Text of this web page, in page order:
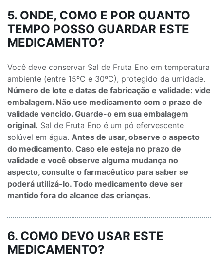
5. ONDE, COMO E POR QUANTO
TEMPO POSSO GUARDAR ESTE
MEDICAMENTO?
Você deve conservar Sal de Fruta Eno em temperatura
ambiente (entre 15ºC e 30ºC), protegido da umidade.
Número de lote e datas de fabricação e validade: vide
embalagem. Não use medicamento com o prazo de
validade vencido. Guarde-o em sua embalagem
original. Sal de Fruta Eno é um pó efervescente
solúvel em água. Antes de usar, observe o aspecto
do medicamento. Caso ele esteja no prazo de
validade e você observe alguma mudança no
aspecto, consulte o farmacêutico para saber se
poderá utilizá-lo. Todo medicamento deve ser
mantido fora do alcance das crianças.
6. COMO DEVO USAR ESTE
MEDICAMENTO?